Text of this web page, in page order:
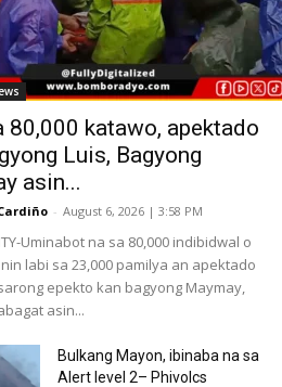
80,000 katawo, apektado
Luis, Bagyong
asin...
- August 6, 2026 | 3:58 PM
Uminabot na sa 80,000 indibidwal o
labi sa 23,000 pamilya an apektado
epekto kan bagyong Maymay,
asin...
Bulkang Mayon, ibinaba na sa
Alert level 2– Phivolcs